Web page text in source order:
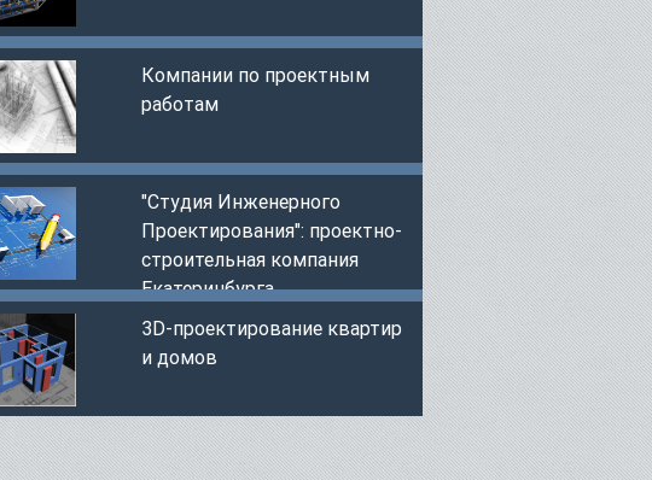
Компании по проектным
работам
"Студия Инженерного
Проектирования": проектно-
строительная компания
Екатеринбурга
3D-проектирование квартир
и домов